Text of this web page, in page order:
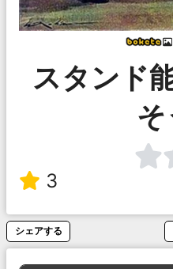
スタンド
3
シェアする